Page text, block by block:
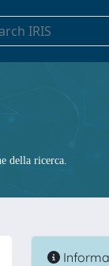
della ricerca.